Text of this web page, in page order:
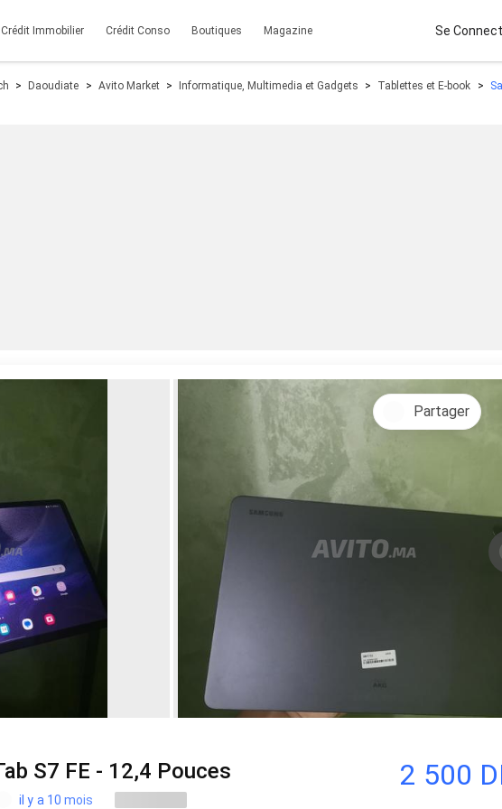
Crédit Immobilier Crédit Conso Boutiques Magazine Se
Daoudiate Avito Market Informatique, Multimedia et Gadgets Tablettes et E-book
Partager
S7 FE - 12,4 Pouces
il y a 10 mois
2 500